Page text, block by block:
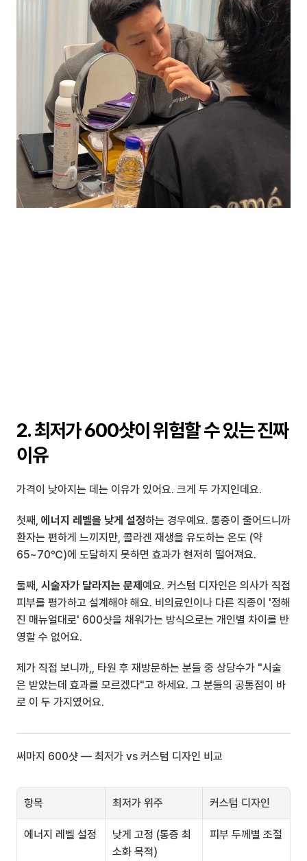
2. 최저가 600샷이 위험할 수 있는 진짜
이유
가격이 낮아지는 데는 이유가 있어요. 크게 두 가지인데요.
첫째, 에너지 레벨을 낮게 설정하는 경우예요. 통증이 줄어드니까
환자는 편하게 느끼지만, 콜라겐 재생을 유도하는 온도 (약
65~70℃)에 도달하지 못하면 효과가 현저히 떨어져요.
둘째, 시술자가 달라지는 문제 예요. 커스텀 디자인은 의사가 직접
피부를 평가하고 설계해야 해요. 비의료인이나 다른 직종이 '정해
진 매뉴얼대로' 600샷을 채워가는 방식으로는 개인별 차이를 반
영할 수 없어요.
제가 직접 보니까,, 타원 후 재방문하는 분들 중 상당수가 "시술
은 받았는데 효과를 모르겠다"고 하세요. 그 분들의 공통점이 바
로 이 두 가지였어요.
써마지 600샷 — 최저가 vs 커스텀 디자인 비교
항목 최저가 위주 커스텀 디자인
에너지 레벨 설정
낮게 고정 (통증 최
소화 목적)
피부 두께별 조절